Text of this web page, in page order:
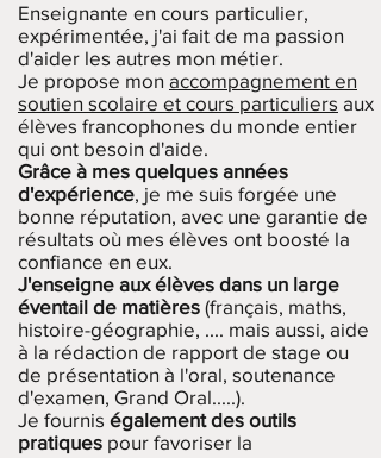
Enseignante en cours particulier,
expérimentée, j'ai fait de ma passion
d'aider les autres mon métier.
Je propose mon accompagnement en
soutien scolaire et cours particuliers aux
élèves francophones du monde entier
qui ont besoin d'aide.
Grâce à mes quelques années
d'expérience, je me suis forgée une
bonne réputation, avec une garantie de
résultats où mes élèves ont boosté la
confiance en eux.
J'enseigne aux élèves dans un large
éventail de matières (français, maths,
histoire-géographie, .... mais aussi, aide
à la rédaction de rapport de stage ou
de présentation à l'oral, soutenance
d'examen, Grand Oral.....).
Je fournis également des outils
pratiques pour favoriser la